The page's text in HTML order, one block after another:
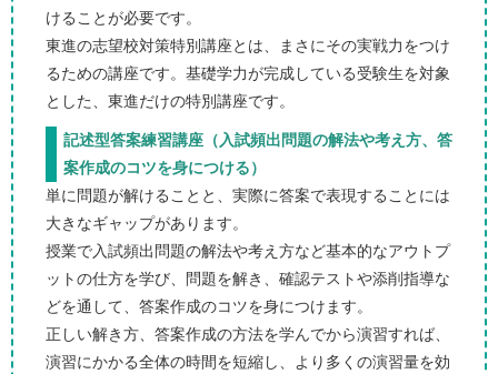
けることが必要です。
東進の志望校対策特別講座とは、まさにその実戦力をつけ
るための講座です。基礎学力が完成している受験生を対象
とした、東進だけの特別講座です。
記述型答案練習講座（入試頻出問題の解法や考え方、答
案作成のコツを身につける）
単に問題が解けることと、実際に答案で表現することには
大きなギャップがあります。
授業で入試頻出問題の解法や考え方など基本的なアウトプ
ットの仕方を学び、問題を解き、確認テストや添削指導な
どを通して、答案作成のコツを身につけます。
正しい解き方、答案作成の方法を学んでから演習すれば、
演習にかかる全体の時間を短縮し、より多くの演習量を効